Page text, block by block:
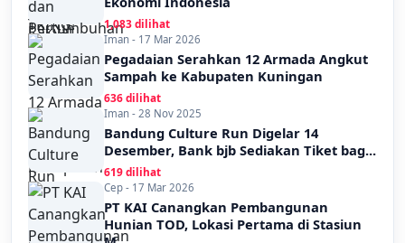
1,083 dilihat
Iman - 17 Mar 2026
Pegadaian Serahkan 12 Armada Angkut
Sampah ke Kabupaten Kuningan
636 dilihat
Iman - 28 Nov 2025
Bandung Culture Run Digelar 14
Desember, Bank bjb Sediakan Tiket bag...
619 dilihat
Cep - 17 Mar 2026
PT KAI Canangkan Pembangunan
Hunian TOD, Lokasi Pertama di Stasiun